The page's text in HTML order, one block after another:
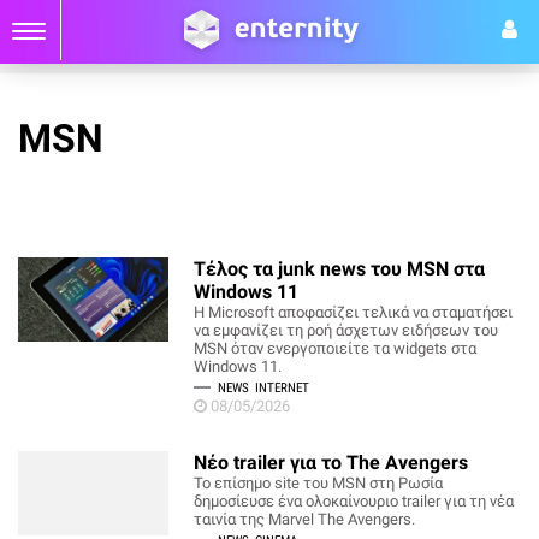
MSN
Τέλος τα junk news του MSN στα
Windows 11
Η Microsoft αποφασίζει τελικά να σταματήσει
να εμφανίζει τη ροή άσχετων ειδήσεων του
MSN όταν ενεργοποιείτε τα widgets στα
Windows 11.
NEWS INTERNET
08/05/2026
Νέο trailer για το The Avengers
Το επίσημο site του MSN στη Ρωσία
δημοσίευσε ένα ολοκαίνουριο trailer για τη νέα
ταινία της Marvel The Avengers.